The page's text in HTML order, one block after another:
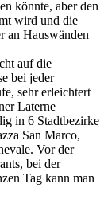
könnte, aber den
wird und die
an Hauswänden
auf die
bei jeder
sehr erleichtert
Laterne
in 6 Stadtbezirke
San Marco,
Vor der
bei der
Tag kann man